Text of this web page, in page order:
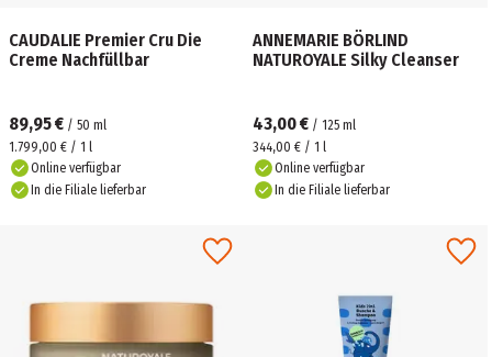
CAUDALIE Premier Cru Die
Creme Nachfüllbar
89,95 € / 50 ml
1.799,00 € / 1 l
Online verfügbar
In die Filiale lieferbar
ANNEMARIE BÖRLIND
NATUROYALE Silky Cleanser
43,00 € / 125 ml
344,00 € / 1 l
Online verfügbar
In die Filiale lieferbar